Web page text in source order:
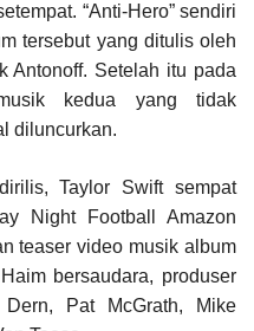
“Anti-Hero” sendiri
tersebut yang ditulis oleh
Antonoff. Setelah itu pada
kedua yang tidak
diluncurkan.
Taylor Swift sempat
Night Football Amazon
teaser video musik album
bersaudara, produser
Pat McGrath, Mike